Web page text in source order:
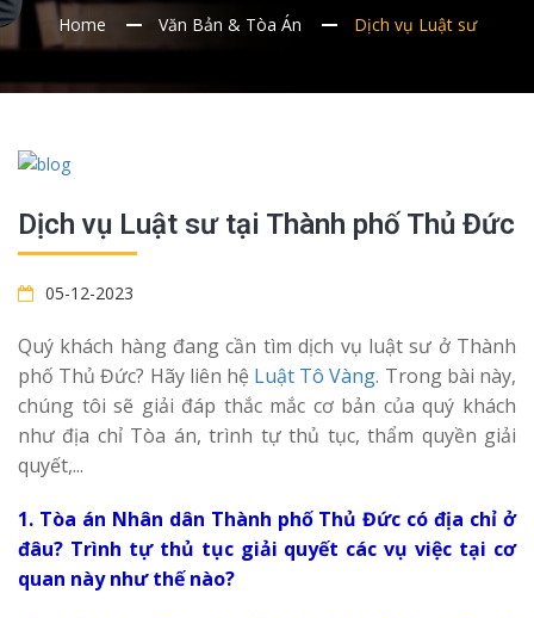
Home Văn Bản & Tòa Án Dịch vụ Luật sư
Dịch vụ Luật sư tại Thành phố Thủ Đức
05-12-2023
Quý khách hàng đang cần tìm dịch vụ luật sư ở Thành
phố Thủ Đức? Hãy liên hệ Luật Tô Vàng. Trong bài này,
chúng tôi sẽ giải đáp thắc mắc cơ bản của quý khách
như địa chỉ Tòa án, trình tự thủ tục, thẩm quyền giải
quyết,...
1. Tòa án Nhân dân Thành phố Thủ Đức có địa chỉ ở
đâu? Trình tự thủ tục giải quyết các vụ việc tại cơ
quan này như thế nào?